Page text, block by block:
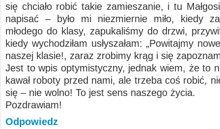
się chciało robić takie zamieszanie, i tu
napisać – było mi niezmiernie miło, kiedy
młodego do klasy, zapukaliśmy do drzwi,
kiedy wychodziłam usłyszałam: „Powitajmy
naszej klasie!, zaraz zrobimy krąg i się
Jest to wpis optymistyczny, jednak wiem, że to
kawał roboty przed nami, ale trzeba coś robić,
się – nie wolno! To jest sens naszego życia.
Pozdrawiam!
Odpowiedz